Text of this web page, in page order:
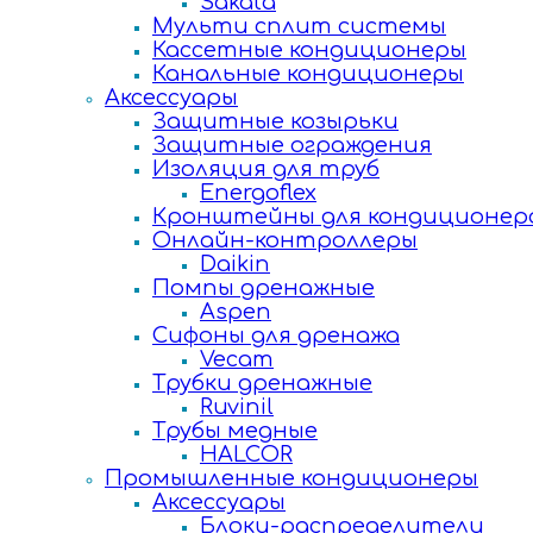
Мульти сплит системы
Кассетные кондиционеры
Канальные кондиционеры
Аксессуары
Защитные козырьки
Защитные ограждения
Изоляция для труб
Energoflex
Кронштейны для
Онлайн-контроллеры
Daikin
Помпы дренажные
Aspen
Сифоны для дренажа
Vecam
Трубки дренажные
Ruvinil
Трубы медные
HALCOR
Промышленные кондиционеры
Аксессуары
Блоки-распределители